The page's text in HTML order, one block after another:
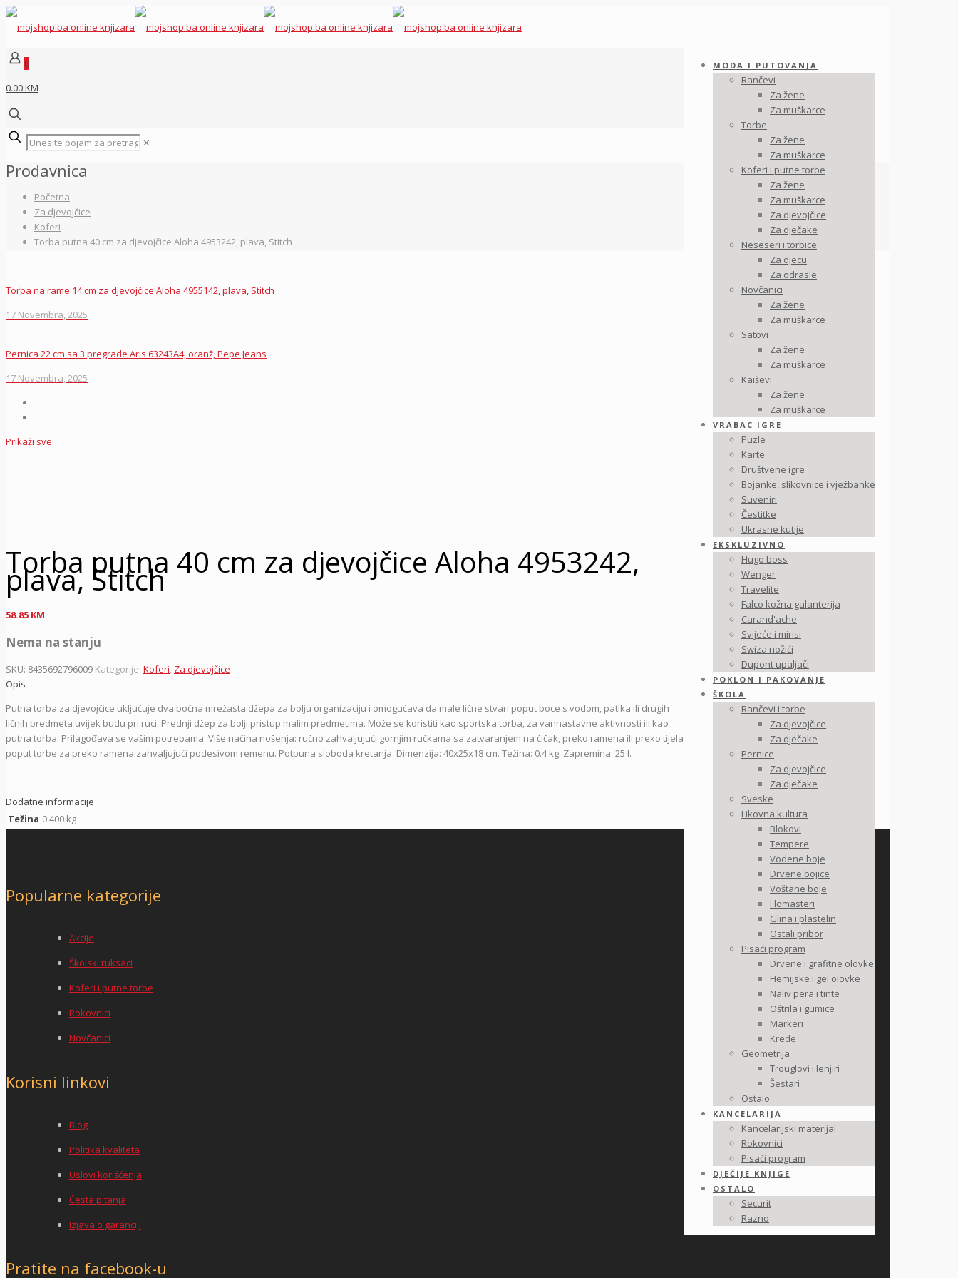
MODA I PUTOVANJA
Rančevi
Za žene
Za muškarce
Torbe
Za žene
Za muškarce
Koferi i putne torbe
Za žene
Za muškarce
Za djevojčice
Za dječake
Neseseri i torbice
Za djecu
Za odrasle
Novčanici
Za žene
Za muškarce
Satovi
Za žene
Za muškarce
Kaiševi
Za žene
Za muškarce
VRABAC IGRE
Puzle
Karte
Društvene igre
Bojanke, slikovnice i vježbanke
Suveniri
Čestitke
Ukrasne kutije
EKSKLUZIVNO
Hugo boss
Wenger
Travelite
Falco kožna galanterija
Carand'ache
Svijeće i mirisi
Swiza nožići
Dupont upaljači
POKLON I PAKOVANJE
ŠKOLA
Rančevi i torbe
Za djevojčice
Za dječake
Pernice
Za djevojčice
Za dječake
Sveske
Likovna kultura
Blokovi
Tempere
Vodene boje
Drvene bojice
Voštane boje
Flomasteri
Glina i plastelin
Ostali pribor
Pisaći program
Drvene i grafitne olovke
Hemijske i gel olovke
Naliv pera i tinte
Oštrila i gumice
Markeri
Krede
Geometrija
Trouglovi i lenjiri
Šestari
Ostalo
KANCELARIJA
Kancelarijski materijal
Rokovnici
Pisaći program
DJEČIJE KNJIGE
OSTALO
Securit
Razno
0
0.00 KM
✕
Prodavnica
Početna
Za djevojčice
Koferi
Torba putna 40 cm za djevojčice Aloha 4953242, plava, Stitch
Torba na rame 14 cm za djevojčice Aloha 4955142, plava, Stitch
17 Novembra, 2025
Pernica 22 cm sa 3 pregrade Aris 63243A4, oranž, Pepe Jeans
17 Novembra, 2025
Prikaži sve
Torba putna 40 cm za djevojčice Aloha 4953242,
plava, Stitch
58.85 KM
Nema na stanju
SKU: 8435692796009 Kategorije: Koferi, Za djevojčice
Opis
Putna torba za djevojčice uključuje dva bočna mrežasta džepa za bolju organizaciju i omogućava da male lične stvari poput boce s vodom, patika ili drugih
ličnih predmeta uvijek budu pri ruci. Prednji džep za bolji pristup malim predmetima. Može se koristiti kao sportska torba, za vannastavne aktivnosti ili kao
putna torba. Prilagođava se vašim potrebama. Više načina nošenja: ručno zahvaljujući gornjim ručkama sa zatvaranjem na čičak, preko ramena ili preko tijela
poput torbe za preko ramena zahvaljujući podesivom remenu. Potpuna sloboda kretanja. Dimenzija: 40x25x18 cm. Težina: 0.4 kg. Zapremina: 25 l.
Dodatne informacije
Težina 0.400 kg
Popularne kategorije
Akcije
Školski ruksaci
Koferi i putne torbe
Rokovnici
Novčanici
Korisni linkovi
Blog
Politika kvaliteta
Uslovi korišćenja
Česta pitanja
Izjava o garanciji
Pratite na facebook-u